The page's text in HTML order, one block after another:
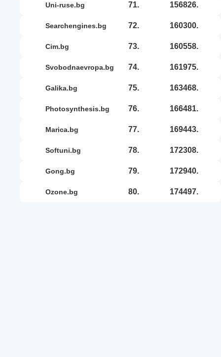
uni-ruse.bg 71. 156826.
searchengines.bg 72. 160300.
cim.bg 73. 160558.
svobodnaevropa.bg 74. 161975.
galika.bg 75. 163468.
photosynthesis.bg 76. 166481.
marica.bg 77. 169443.
softuni.bg 78. 172308.
gong.bg 79. 172940.
ozone.bg 80. 174497.